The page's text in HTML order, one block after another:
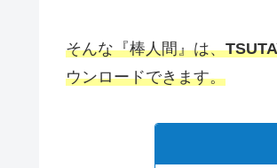
そんな『棒人間』は、
ウンロードできます。